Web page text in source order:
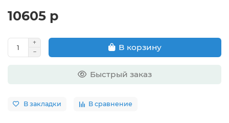
10605 р
В корзину
Быстрый заказ
В закладки В сравнение